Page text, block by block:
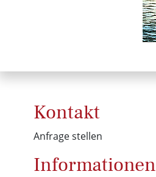
Kontakt
Anfrage stellen
Informationen